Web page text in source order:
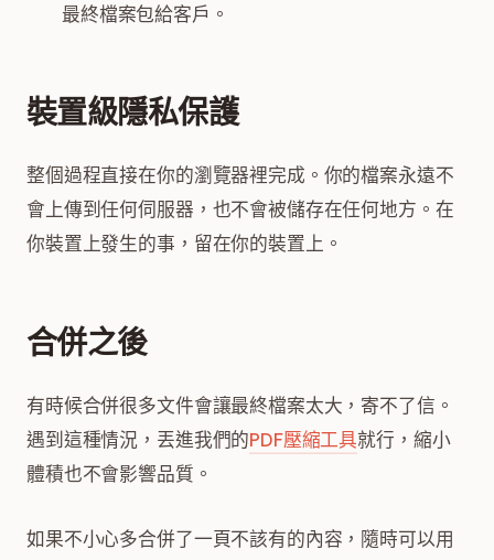
最終檔案包給客戶。
裝置級隱私保護
整個過程直接在你的瀏覽器裡完成。你的檔案永遠不
會上傳到任何伺服器，也不會被儲存在任何地方。在
你裝置上發生的事，留在你的裝置上。
合併之後
有時候合併很多文件會讓最終檔案太大，寄不了信。
遇到這種情況，丟進我們的PDF壓縮工具就行，縮小
體積也不會影響品質。
如果不小心多合併了一頁不該有的內容，隨時可以用